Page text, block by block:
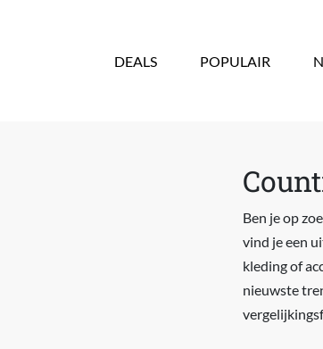
DEALS POPULAIR
Ben je op
vind je een
kleding of
nieuwste